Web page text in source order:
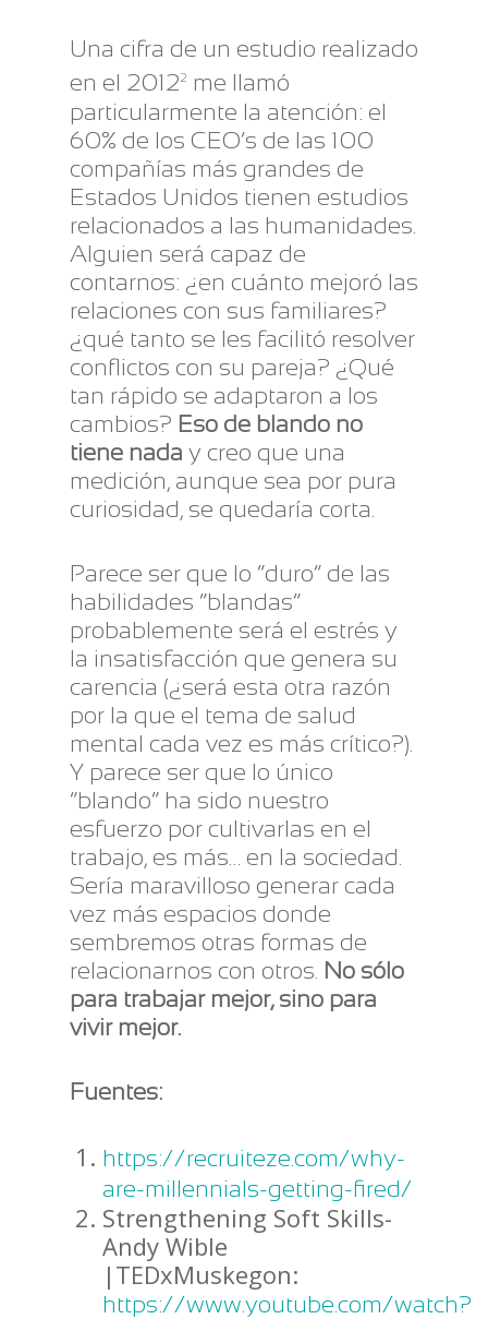
Una cifra de un estudio realizado
en el 20122 me llamó
particularmente la atención: el
60% de los CEO’s de las 100
compañías más grandes de
Estados Unidos tienen estudios
relacionados a las humanidades.
Alguien será capaz de
contarnos: ¿en cuánto mejoró las
relaciones con sus familiares?
¿qué tanto se les facilitó resolver
conflictos con su pareja? ¿Qué
tan rápido se adaptaron a los
cambios? Eso de blando no
tiene nada y creo que una
medición, aunque sea por pura
curiosidad, se quedaría corta.
Parece ser que lo “duro” de las
habilidades “blandas”
probablemente será el estrés y
la insatisfacción que genera su
carencia (¿será esta otra razón
por la que el tema de salud
mental cada vez es más crítico?).
Y parece ser que lo único
“blando” ha sido nuestro
esfuerzo por cultivarlas en el
trabajo, es más… en la sociedad.
Sería maravilloso generar cada
vez más espacios donde
sembremos otras formas de
relacionarnos con otros. No sólo
para trabajar mejor, sino para
vivir mejor.
Fuentes:
https://recruiteze.com/why-
are-millennials-getting-fired/
Strengthening Soft Skills-
Andy Wible
|TEDxMuskegon:
https://www.youtube.com/watch?